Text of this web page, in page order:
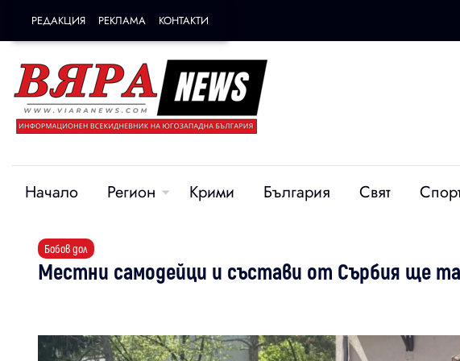
РЕДАКЦИЯ РЕКЛАМА КОНТАКТИ
Начало Регион Крими България Свят
Бобов дол
Местни самодейци и състави от Сърбия ще